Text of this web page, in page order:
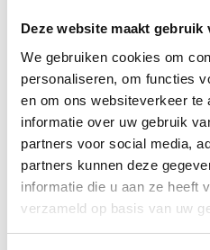
Deze website maakt gebruik
We gebruiken cookies om
personaliseren, om functies
en om ons websiteverkeer te
informatie over uw gebruik
partners voor social media,
partners kunnen deze
informatie die u aan ze heeft
verzameld op basis van uw